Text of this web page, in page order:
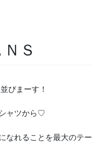
Ｓ
びまーす！
シャツから♡
なれることを最大のテ